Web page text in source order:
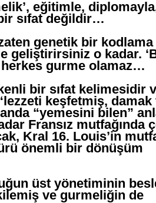
eğitimle,
sıfat değildir…
genetik bir kodlama
geliştirirsiniz o kadar.
gurme olamaz…
bir sıfat kelimesidir
keşfetmiş, damak
“yemesini bilen”
Fransız mutfağında
Kral 16. Louis’in
önemli bir dönüşüm
üst yönetiminin
ve gurmeliğin de